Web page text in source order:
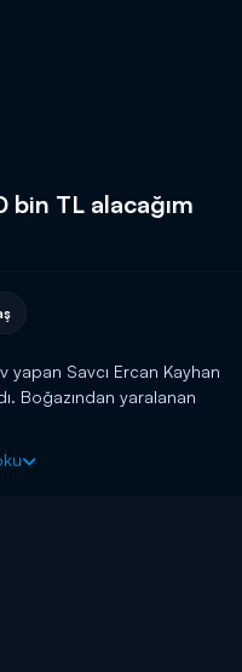
bin TL alacağım
Savcı Ercan Kayhan
Boğazından yaralanan
D'de!